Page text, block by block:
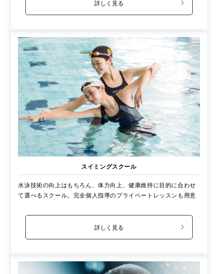
詳しく見る
スイミングスクール
水泳技術の向上はもちろん、体力向上、健康維持に目的に合わせ
て選べるスクール。完全個人指導のプライベートレッスンも用意
詳しく見る